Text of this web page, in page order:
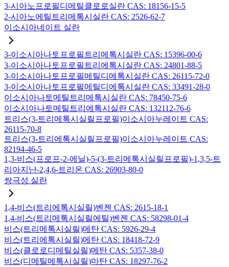
3-시아노프로필디메틸클로로실란 CAS: 18156-15-5
2-시아노에틸트리메톡시실란 CAS: 2526-62-7
이소시아네이트 실란
3-이소시아나토프로필트리메톡시실란 CAS: 15396-00-6
3-이소시아나토프로필트리에톡시실란 CAS: 24801-88-5
3-이소시아나토프로필메틸디메톡시실란 CAS: 26115-72-0
3-이소시아나토프로필메틸디에톡시실란 CAS: 33491-28-0
이소시아나토메틸트리메톡시실란 CAS: 78450-75-6
이소시아나토메틸트리에톡시실란 CAS: 132112-76-6
트리스(3-트리메톡시실릴프로필)이소시아누레이트 CAS:
26115-70-8
트리스(3-트리에톡시실릴프로필)이소시아누레이트 CAS:
82194-46-5
1,3-비스(프로프-2-에닐)-5-(3-트리메톡시실릴프로필)-1,3,5-트
리아지난-2,4,6-트리온 CAS: 26903-80-0
쌍극성 실란
1,4-비스(트리에톡시실릴)벤젠 CAS: 2615-18-1
1,4-비스(트리메톡시실릴에틸)벤젠 CAS: 58298-01-4
비스(트리메톡시실릴)메탄 CAS: 5926-29-4
비스(트리에톡시실릴)메탄 CAS: 18418-72-9
비스(클로로디메틸실릴)메탄 CAS: 5357-38-0
비스(디메틸메톡시실릴)마탄 CAS: 18297-76-2